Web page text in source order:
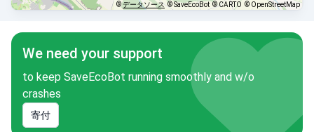
©データソース © SaveEcoBot © CARTO © OpenStreetMap
We need your support
to keep SaveEcoBot running smoothly and w/o
crashes
寄付